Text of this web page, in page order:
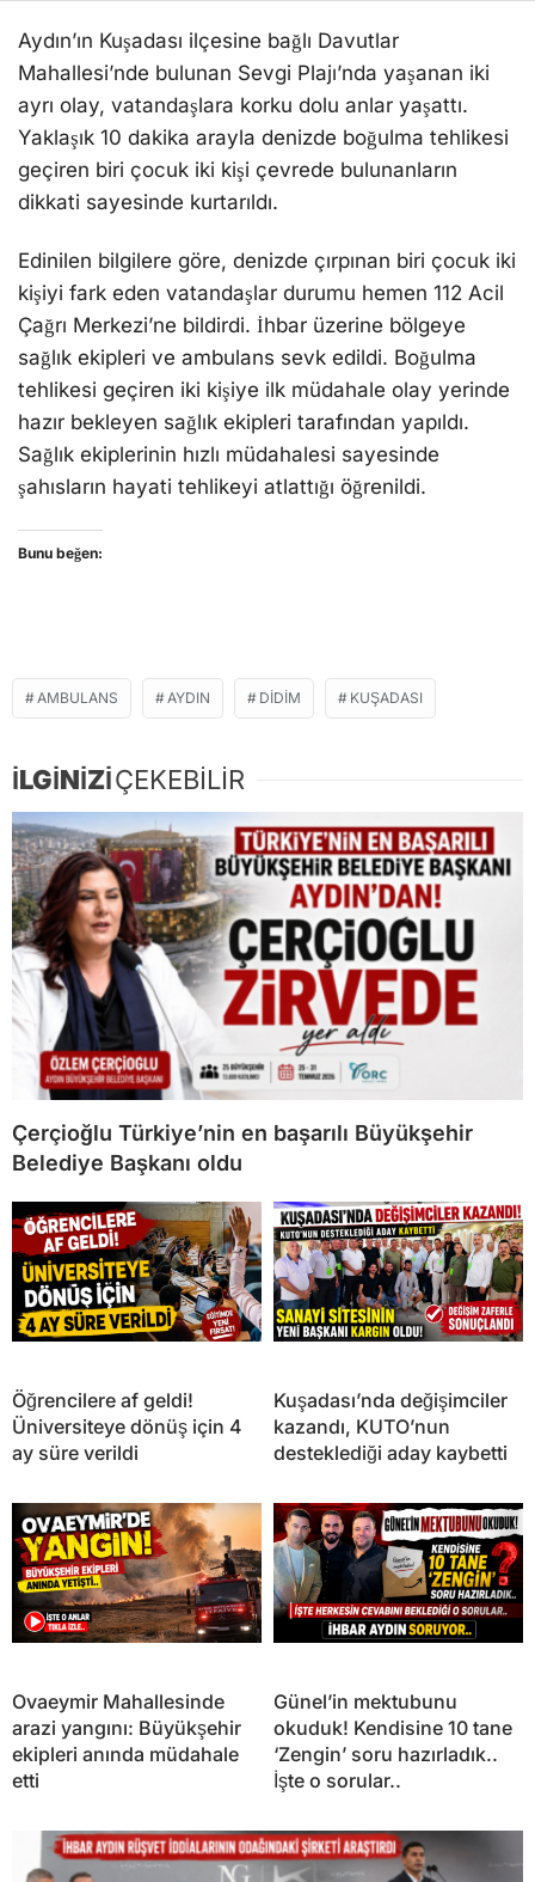
Aydın’ın Kuşadası ilçesine bağlı Davutlar
Mahallesi’nde bulunan Sevgi Plajı’nda yaşanan iki
ayrı olay, vatandaşlara korku dolu anlar yaşattı.
Yaklaşık 10 dakika arayla denizde boğulma tehlikesi
geçiren biri çocuk iki kişi çevrede bulunanların
dikkati sayesinde kurtarıldı.
Edinilen bilgilere göre, denizde çırpınan biri çocuk iki
kişiyi fark eden vatandaşlar durumu hemen 112 Acil
Çağrı Merkezi’ne bildirdi. İhbar üzerine bölgeye
sağlık ekipleri ve ambulans sevk edildi. Boğulma
tehlikesi geçiren iki kişiye ilk müdahale olay yerinde
hazır bekleyen sağlık ekipleri tarafından yapıldı.
Sağlık ekiplerinin hızlı müdahalesi sayesinde
şahısların hayati tehlikeyi atlattığı öğrenildi.
Bunu beğen:
AMBULANS AYDIN DIDIM KUŞADASI
İLGİNİZİÇEKEBİLİR
Çerçioğlu Türkiye’nin en başarılı Büyükşehir
Belediye Başkanı oldu
Öğrencilere af geldi!
Üniversiteye dönüş için 4
ay süre verildi
Kuşadası’nda değişimciler
kazandı, KUTO’nun
desteklediği aday kaybetti
Ovaeymir Mahallesinde
arazi yangını: Büyükşehir
ekipleri anında müdahale
etti
Günel’in mektubunu
okuduk! Kendisine 10 tane
‘Zengin’ soru hazırladık..
İşte o sorular..